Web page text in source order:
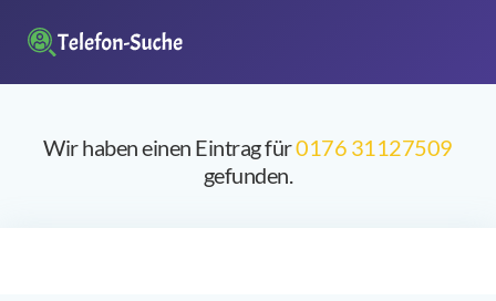
Wir haben einen Eintrag für0176 31127509
gefunden.